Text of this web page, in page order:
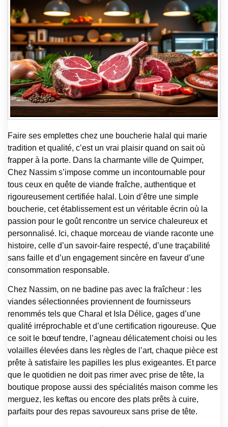
Faire ses emplettes chez une boucherie halal qui marie
tradition et qualité, c’est un vrai plaisir quand on sait où
frapper à la porte. Dans la charmante ville de Quimper,
Chez Nassim s’impose comme un incontournable pour
tous ceux en quête de viande fraîche, authentique et
rigoureusement certifiée halal. Loin d’être une simple
boucherie, cet établissement est un véritable écrin où la
passion pour le goût rencontre un service chaleureux et
personnalisé. Ici, chaque morceau de viande raconte une
histoire, celle d’un savoir-faire respecté, d’une traçabilité
sans faille et d’un engagement sincère en faveur d’une
consommation responsable.
Chez Nassim, on ne badine pas avec la fraîcheur : les
viandes sélectionnées proviennent de fournisseurs
renommés tels que Charal et Isla Délice, gages d’une
qualité irréprochable et d’une certification rigoureuse. Que
ce soit le bœuf tendre, l’agneau délicatement choisi ou les
volailles élevées dans les règles de l’art, chaque pièce est
prête à satisfaire les papilles les plus exigeantes. Et parce
que le quotidien ne doit pas rimer avec prise de tête, la
boutique propose aussi des spécialités maison comme les
merguez, les keftas ou encore des plats prêts à cuire,
parfaits pour des repas savoureux sans prise de tête.